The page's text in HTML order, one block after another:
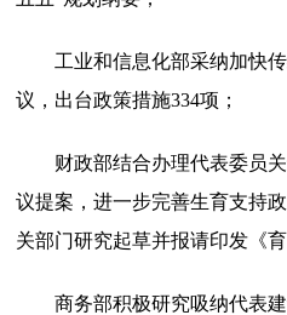
工业和信息化部采纳加快
议，出台政策措施334项；
财政部结合办理代表委员
议提案，进一步完善生育支持
关部门研究起草并报请印发《
商务部积极研究吸纳代表